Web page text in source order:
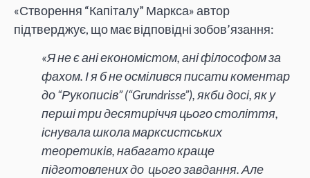
«Створення “Капіталу” Маркса» автор
підтверджує, що має відповідні зобов’язання:
«Я не є ані економістом, ані філософом за
фахом. І я б не осмілився писати коментар
до “Рукописів” (“Grundrisse”), якби досі, як у
перші три десятиріччя цього століття,
існувала школа марксистських
теоретиків, набагато краще
підготовлених до цього завдання. Але